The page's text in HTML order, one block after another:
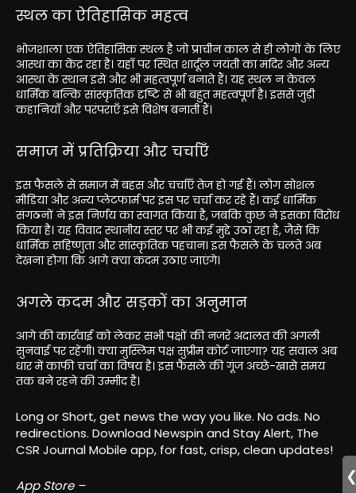
स्थल का ऐतिहासिक महत्व
भोजशाला एक ऐतिहासिक स्थल है जो प्राचीन काल से ही लोगों के लिए
आस्था का केंद्र रहा है। यहाँ पर स्थित शार्दूल जयंती का मंदिर और अन्य
आस्था के स्थान इसे और भी महत्वपूर्ण बनाते हैं। यह स्थल न केवल
धार्मिक बल्कि सांस्कृतिक दृष्टि से भी बहुत महत्वपूर्ण है। इससे जुड़ी
कहानियाँ और परंपराएँ इसे विशेष बनाती हैं।
समाज में प्रतिक्रिया और चर्चाएँ
इस फैसले से समाज में बहस और चर्चाएँ तेज हो गई हैं। लोग सोशल
मीडिया और अन्य प्लेटफार्म पर इस पर चर्चा कर रहे हैं। कई धार्मिक
संगठनों ने इस निर्णय का स्वागत किया है, जबकि कुछ ने इसका विरोध
किया है। यह विवाद स्थानीय स्तर पर भी कई मुद्दे उठा रहा है, जैसे कि
धार्मिक सहिष्णुता और सांस्कृतिक पहचान। इस फैसले के चलते अब
देखना होगा कि आगे क्या कदम उठाए जाएंगे।
अगले कदम और सड़कों का अनुमान
आगे की कार्रवाई को लेकर सभी पक्षों की नजरें अदालत की अगली
सुनवाई पर रहेंगी। क्या मुस्लिम पक्ष सुप्रीम कोर्ट जाएगा? यह सवाल अब
धार में काफी चर्चा का विषय है। इस फैसले की गूंज अच्छे-खासे समय
तक बने रहने की उम्मीद है।
Long or Short, get news the way you like. No ads. No
redirections. Download Newspin and Stay Alert, The
CSR Journal Mobile app, for fast, crisp, clean updates!
App Store –